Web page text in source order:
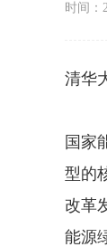
时间：
清华
国家
型的
改革
能源